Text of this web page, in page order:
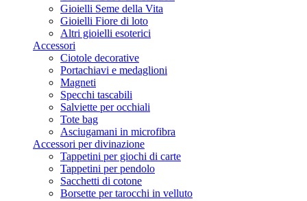
Gioielli Seme della Vita
Gioielli Fiore di loto
Altri gioielli esoterici
Accessori
Ciotole decorative
Portachiavi e medaglioni
Magneti
Specchi tascabili
Salviette per occhiali
Tote bag
Asciugamani in microfibra
Accessori per divinazione
Tappetini per giochi di carte
Tappetini per pendolo
Sacchetti di cotone
Borsette per tarocchi in velluto